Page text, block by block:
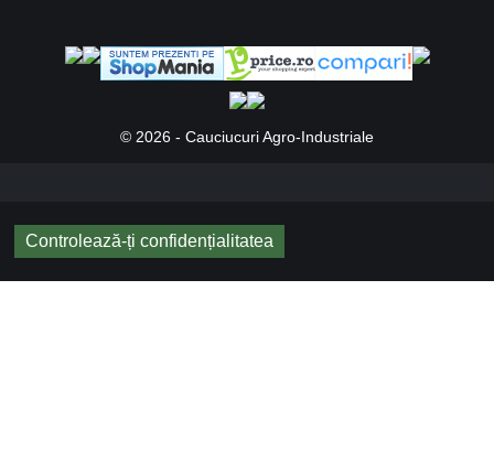
© 2026 - Cauciucuri Agro-Industriale
Controlează-ți confidențialitatea